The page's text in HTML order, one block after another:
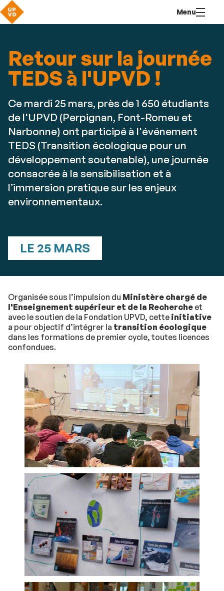
contenu
Menu
Retour sur la journée
TEDS à l'UPVD !
Ce mardi 25 mars, près de 1 650 étudiants
de l'UPVD (Perpignan, Font-Romeu et
Narbonne) ont participé à l'événement
TEDS (Transition écologique pour un
développement soutenable), une journée
consacrée à la sensibilisation et à
l’immersion pratique sur les enjeux
environnementaux.
LE 25 MARS
Organisée sous l’impulsion du Ministère chargé de
l'Enseignement supérieur et de la Recherche et
avec le soutien de la Fondation UPVD, cette initiative
a pour objectif d’intégrer la transition écologique
dans les formations de premier cycle, toutes licences
confondues.